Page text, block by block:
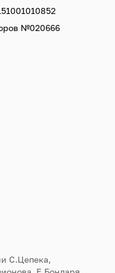
№020666
С.Цепека,